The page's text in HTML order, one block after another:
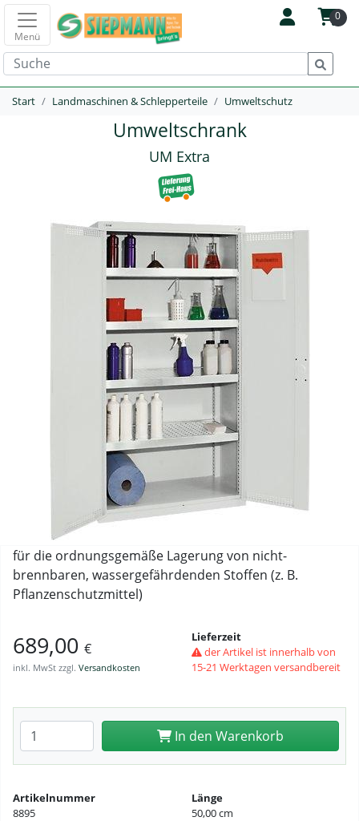
0
Menü
Start Landmaschinen & Schlepperteile Umweltschutz
Umweltschrank
UM Extra
für die ordnungsgemäße Lagerung von nicht-
brennbaren, wassergefährdenden Stoffen (z. B.
Pflanzenschutzmittel)
689,00 €
inkl. MwSt zzgl. Versandkosten
Lieferzeit
der Artikel ist innerhalb von
15-21 Werktagen versandbereit
Anzahl eingeben In den Warenkorb
Artikelnummer
8895
Länge
50,00 cm